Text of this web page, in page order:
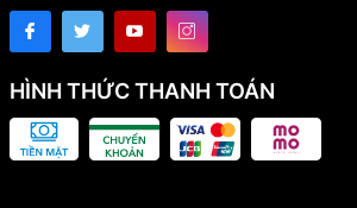
🏢 Ứng Dụng Thực
Hiển thị phụ Horing AH-04224 phù hợp lắp
🏬 Trung tâm thương mại
HÌNH THỨC THANH TOÁN